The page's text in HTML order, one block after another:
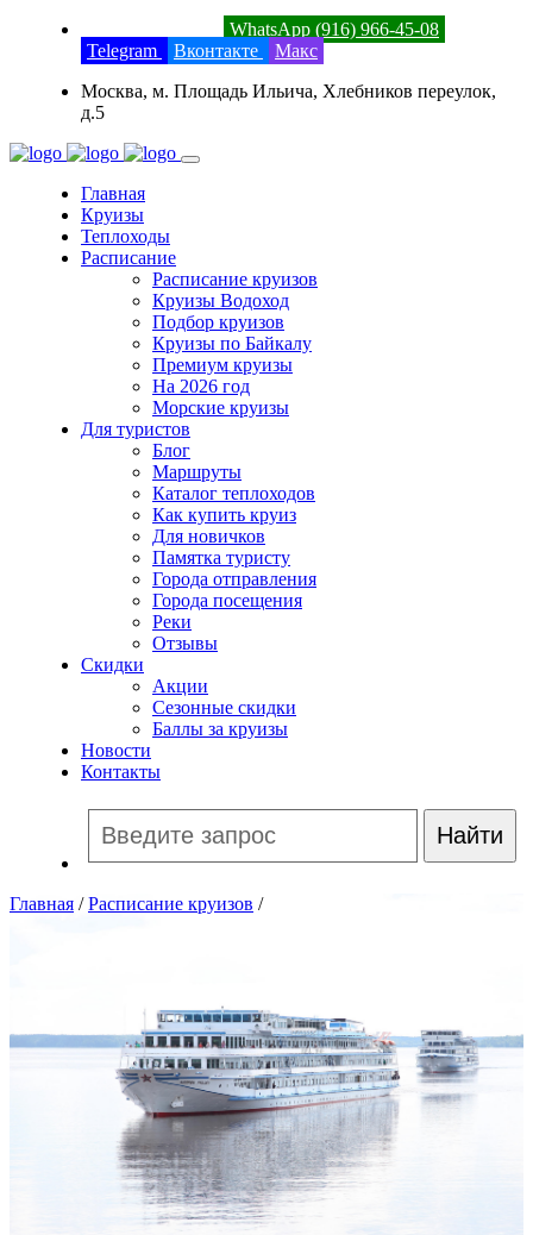
WhatsApp (916) 966-45-08
Telegram
Вконтакте
Макс
Москва, м. Площадь Ильича, Хлебников переулок,
д.5
Главная
Круизы
Теплоходы
Расписание
Расписание круизов
Круизы Водоход
Подбор круизов
Круизы по Байкалу
Премиум круизы
На 2026 год
Морские круизы
Для туристов
Блог
Маршруты
Каталог теплоходов
Как купить круиз
Для новичков
Памятка туристу
Города отправления
Города посещения
Реки
Отзывы
Скидки
Акции
Сезонные скидки
Баллы за круизы
Новости
Контакты
Главная /Расписание круизов /